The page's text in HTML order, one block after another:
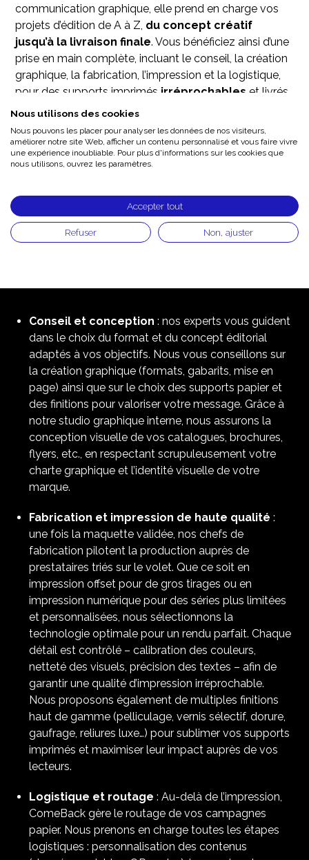
communication graphique, elle prend en charge vos
projets d’édition de A à Z, du concept créatif
jusqu’à la livraison finale. Vous bénéficiez ainsi d’une
prise en main complète, incluant le conseil, la création
graphique, la fabrication, l’impression et la logistique,
pour des supports imprimés irréprochables et livrés
clés en main.
(Image :Hippopotamus, opération de rentrée scolaire –
production ComeBack)
Conseil et conception : nos experts vous guident
dans le choix du format et du concept éditorial
adaptés à vos objectifs. Nous vous conseillons sur
la création graphique (formats, gabarits, mise en
page) ainsi que sur le choix des supports papier et
des finitions pour valoriser votre message. Grâce à
notre studio graphique interne, nous assurons la
conception visuelle de vos catalogues, brochures,
flyers, etc., en respectant scrupuleusement votre
charte graphique et l’identité visuelle de votre
marque.
Fabrication et impression de haute qualité :
une fois la maquette validée, nos chefs de
fabrication pilotent la production auprès de
prestataires triés sur le volet. Que ce soit en
impression offset pour de gros tirages ou en
impression numérique pour des séries plus limitées
et personnalisées, nous sélectionnons la
technologie optimale pour un rendu parfait. Chaque
détail est contrôlé – calibration des couleurs,
netteté des visuels, précision des textes – afin de
garantir une qualité d’impression irréprochable.
Nous proposons également de multiples finitions
haut de gamme (pelliculage, vernis sélectif, dorure,
gaufrage, reliures luxe…) pour sublimer vos supports
imprimés et maximiser leur impact auprès de vos
lecteurs.
Logistique et routage : Au-delà de l’impression,
ComeBack gère le routage de vos campagnes
papier. Nous prenons en charge toutes les étapes
logistiques : personnalisation des contenus
Nous utilisons des cookies
Nous pouvons les placer pour analyser les données de nos visiteurs,
améliorer notre site Web, afficher un contenu personnalisé et vous faire vivre
une expérience inoubliable. Pour plus d'informations sur les cookies que
nous utilisons, ouvrez les paramètres.
Accepter tout
Refuser Non, ajuster